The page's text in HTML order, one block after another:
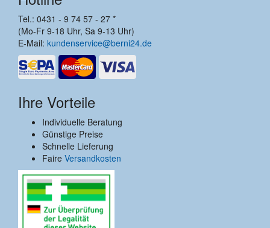
Tel.: 0431 - 9 74 57 - 27 *
(Mo-Fr 9-18 Uhr, Sa 9-13 Uhr)
E-Mail: kundenservice@berni24.de
Ihre Vorteile
Individuelle Beratung
Günstige Preise
Schnelle Lieferung
Faire Versandkosten